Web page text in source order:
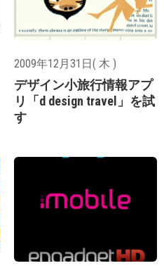
2009年12月31日( 木 )
デザイン小旅行情報アプ
リ「d design travel」を試
す